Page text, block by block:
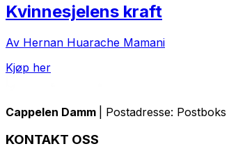
Kvinnesjelens kraft
Av Hernan Huarache Mamani
Kjøp her
Cappelen Damm | Postadresse:
KONTAKT OSS